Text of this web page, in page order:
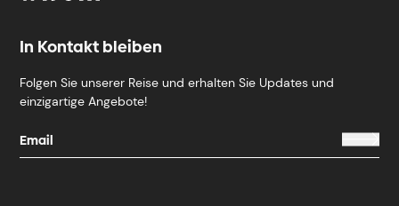
In Kontakt bleiben
Folgen Sie unserer Reise und erhalten Sie Updates und
einzigartige Angebote!